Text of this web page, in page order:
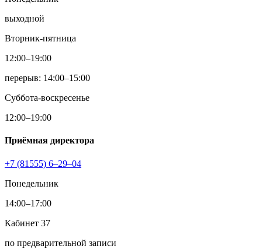
выходной
Вторник-пятница
12:00–19:00
перерыв: 14:00–15:00
Суббота-воскресенье
12:00–19:00
Приёмная директора
+7 (81555) 6–29–04
Понедельник
14:00–17:00
Кабинет 37
по предварительной записи